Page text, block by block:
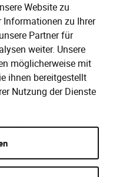
Website zu
Informationen zu Ihrer
Partner für
weiter. Unsere
möglicherweise mit
ihnen bereitgestellt
Nutzung der Dienste